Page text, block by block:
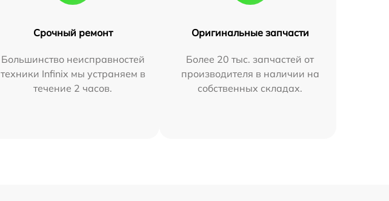
Срочный ремонт
Большинство неисправностей
техники Infinix мы устраняем в
течение 2 часов.
Оригинальные запчасти
Более 20 тыс. запчастей от
производителя в наличии на
собственных складах.